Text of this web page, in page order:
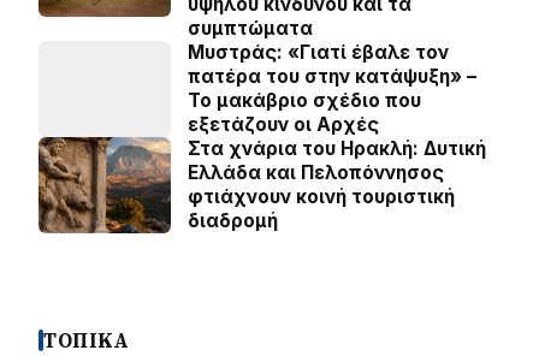
συμπτώματα
Μυστράς: «Γιατί έβαλε τον
πατέρα του στην κατάψυξη» –
Το μακάβριο σχέδιο που
εξετάζουν οι Αρχές
Στα χνάρια του Ηρακλή: Δυτική
Ελλάδα και Πελοπόννησος
φτιάχνουν κοινή τουριστική
διαδρομή
ΤΟΠΙΚΑ